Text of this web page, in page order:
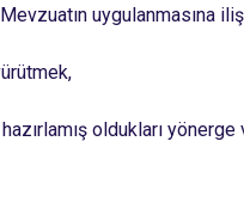
uygulanmasına
oldukları